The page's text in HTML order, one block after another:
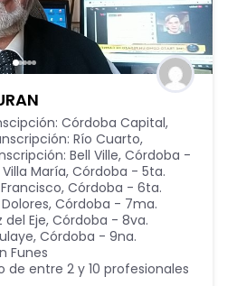
Córdoba Capital,
Río Cuarto,
Bell Ville, Córdoba -
María, Córdoba - 5ta.
, Córdoba - 6ta.
, Córdoba - 7ma.
Eje, Córdoba - 8va.
, Córdoba - 9na.
Funes
de entre 2 y 10 profesionales